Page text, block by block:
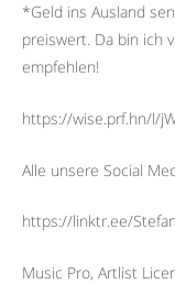
*Geld ins Ausland
preiswert. Da bin ich
empfehlen!
https://wise.prf.hn/l/
Alle unsere Social
https://linktr.ee/
Music Pro, Artlist